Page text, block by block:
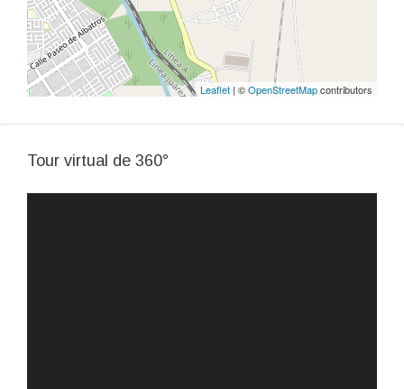
Leaflet | ©OpenStreetMapcontributors
Tour virtual de 360​​°